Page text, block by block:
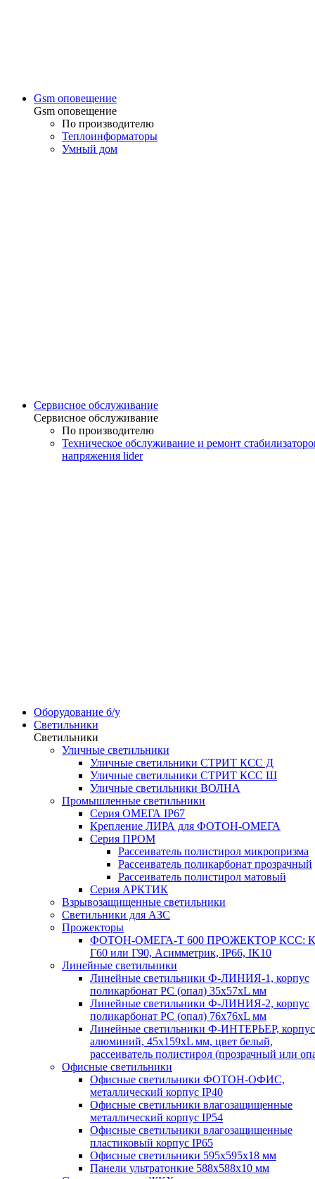
Gsm оповещение
Gsm оповещение
По производителю
Теплоинформаторы
Умный дом
Сервисное обслуживание
Сервисное обслуживание
По производителю
Техническое обслуживание и ремонт
напряжения lider
Оборудование б/у
Светильники
Светильники
Уличные светильники
Уличные светильники СТРИТ КСС Д
Уличные светильники СТРИТ КСС Ш
Уличные светильники ВОЛНА
Промышленные светильники
Серия ОМЕГА IP67
Крепление ЛИРА для ФОТОН-ОМЕГА
Серия ПРОМ
Рассеиватель полистирол микропризма
Рассеиватель поликарбонат прозрачный
Рассеиватель полистирол матовый
Серия АРКТИК
Взрывозащищенные светильники
Светильники для АЗС
Прожекторы
ФОТОН-ОМЕГА-Т 600 ПРОЖЕКТОР КСС:
Г60 или Г90, Асимметрик, IP66, IK10
Линейные светильники
Линейные светильники Ф-ЛИНИЯ-1, корпус
поликарбонат РС (опал) 35х57хL мм
Линейные светильники Ф-ЛИНИЯ-2, корпус
поликарбонат РС (опал) 76х76хL мм
Линейные светильники Ф-ИНТЕРЬЕР, корпус
алюминий, 45х159хL мм, цвет белый,
рассеиватель полистирол (прозрачный или
Офисные светильники
Офисные светильники ФОТОН-ОФИС,
металлический корпус IP40
Офисные светильники влагозащищенные
металлический корпус IP54
Офисные светильники влагозащищенные
пластиковый корпус IP65
Офисные светильники 595х595х18 мм
Панели ультратонкие 588х588х10 мм